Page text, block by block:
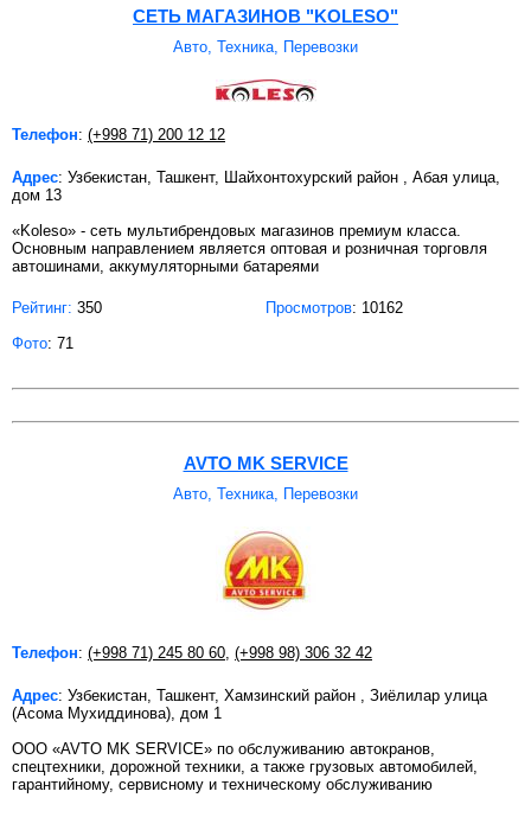
СЕТЬ МАГАЗИНОВ "KOLESO"
Авто, Техника, Перевозки
Телефон: (+998 71) 200 12 12
Адрес: Узбекистан, Ташкент, Шайхонтохурский район , Абая улица,
дом 13
«Koleso» - сеть мультибрендовых магазинов премиум класса.
Основным направлением является оптовая и розничная торговля
автошинами, аккумуляторными батареями
Рейтинг: 350 Просмотров: 10162
Фото: 71
AVTO MK SERVICE
Авто, Техника, Перевозки
Телефон: (+998 71) 245 80 60, (+998 98) 306 32 42
Адрес: Узбекистан, Ташкент, Хамзинский район , Зиёлилар улица
(Асома Мухиддинова), дом 1
ООО «AVTO MK SERVICE» по обслуживанию автокранов,
спецтехники, дорожной техники, а также грузовых автомобилей,
гарантийному, сервисному и техническому обслуживанию